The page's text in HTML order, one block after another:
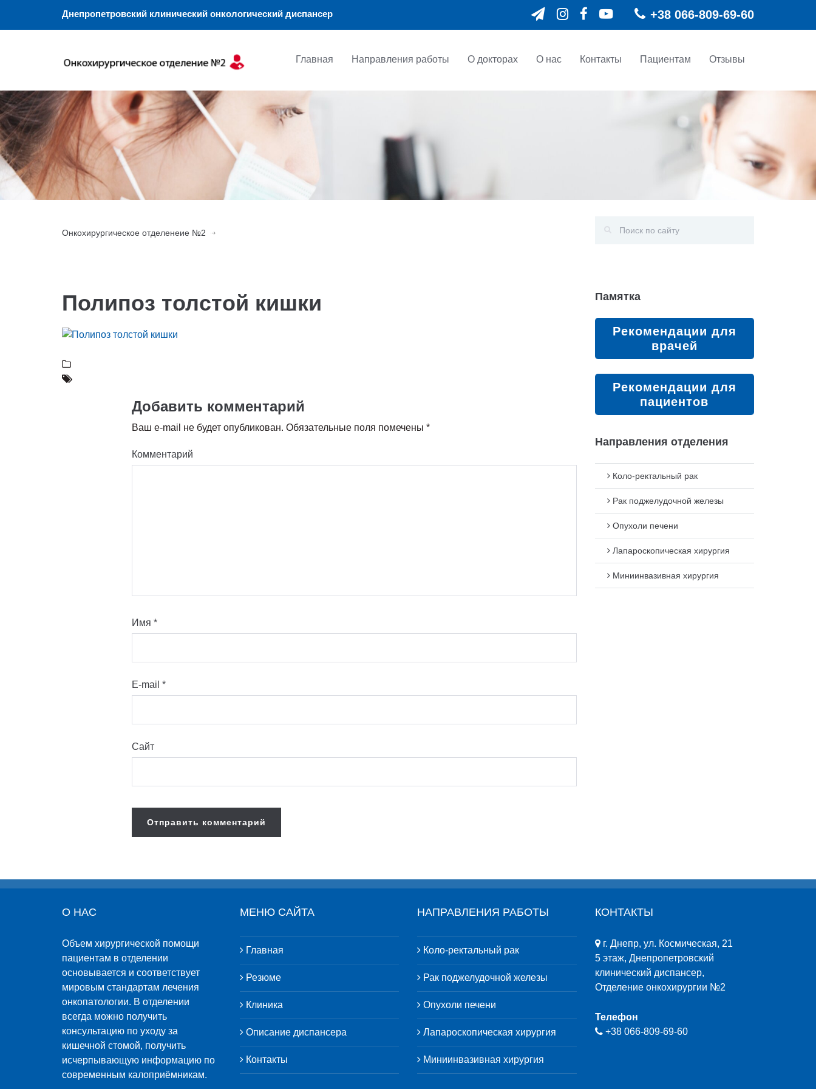
Днепропетровский клинический онкологический диспансер +38 ‎066-809-69-60
Главная Направления работы О докторах О нас Контакты Пациентам Отзывы
Онкохирургическое отделенеие №2
Полипоз толстой кишки
Добавить комментарий
Ваш e-mail не будет опубликован. Обязательные поля помечены *
Комментарий
Имя *
E-mail *
Сайт
Памятка
Рекомендации для
врачей
Рекомендации для
пациентов
Направления отделения
Коло-ректальный рак
Рак поджелудочной железы
Опухоли печени
Лапароскопическая хирургия
Миниинвазивная хирургия
О НАС
Объем хирургической помощи
пациентам в отделении
основывается и соответствует
мировым стандартам лечения
онкопатологии. В отделении
всегда можно получить
консультацию по уходу за
кишечной стомой, получить
исчерпывающую информацию по
современным калоприёмникам.
МЕНЮ САЙТА
Главная
Резюме
Клиника
Описание диспансера
Контакты
НАПРАВЛЕНИЯ РАБОТЫ
Коло-ректальный рак
Рак поджелудочной железы
Опухоли печени
Лапароскопическая хирургия
Миниинвазивная хирургия
КОНТАКТЫ
г. Днепр, ул. Космическая, 21
5 этаж, Днепропетровский
клинический диспансер,
Отделение онкохирургии №2
Телефон
+38 ‎066-809-69-60